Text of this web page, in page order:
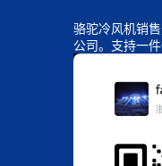
骆驼冷风机销
公司。支持一